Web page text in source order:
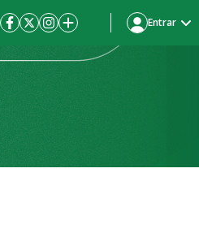
Entrar